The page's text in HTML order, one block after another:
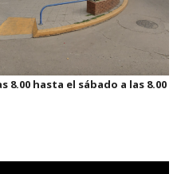
8.00 hasta el sábado a las 8.00